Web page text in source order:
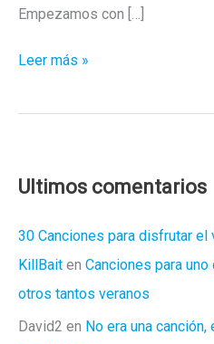
Empezamos con […]
Eurovisión
Leer más »
Ultimos comentarios
30 Canciones para disfrutar el
KillBait en Canciones para
otros tantos veranos
David2 en No era una